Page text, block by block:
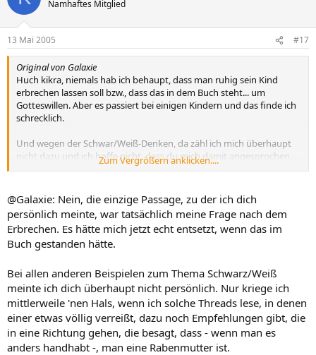
Namhaftes Mitglied
13 Mai 2005 #17
Original von Galaxie
Huch kikra, niemals hab ich behaupt, dass man ruhig sein Kind
erbrechen lassen soll bzw., dass das in dem Buch steht... um
Gotteswillen. Aber es passiert bei einigen Kindern und das finde ich
schrecklich.
Und wegen der Schwar/Weiß-Denken, da zähl ich mich überhaupt
nicht dazu und ich hoffe nicht, dass du mich damit angesprochen
hast.... ich denke sehr bunt und sehr vielfältig, nur vom Ferbern
muss seinen eigenen Weg gehen. Und wenn jemand danach fragt,
sag ich natürlich schon, dass ich nix davon halte. Und verweise auf
das andere schöne Buch! Ansonsten kann ich mich an keine
Diskussion meinerseits erinnern ?(, wo ich vehement für das Stillen,
gegen das Ferbern, gegen das Impfen (im Gegenteil ich bin dafür),
Puh kikra ich tu was für die Rente, ich hoffe nur, dass die dann alle
auch einen Job finden und uns unsere Rente finanzieren können ;-)
Liebe Grüße und lass dich mal wieder öfter angucken hier ;-)
Zum Vergrößern anklicken....
@Galaxie: Nein, die einzige Passage, zu der ich dich
persönlich meinte, war tatsächlich meine Frage nach dem
Erbrechen. Es hätte mich jetzt echt entsetzt, wenn das im
Buch gestanden hätte.
Bei allen anderen Beispielen zum Thema Schwarz/Weiß
meinte ich dich überhaupt nicht persönlich. Nur kriege ich
mittlerweile 'nen Hals, wenn ich solche Threads lese, in denen
einer etwas völlig verreißt, dazu noch Empfehlungen gibt, die
in eine Richtung gehen, die besagt, dass - wenn man es
anders handhabt -, man eine Rabenmutter ist.